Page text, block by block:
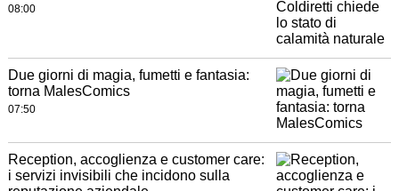
08:00
Due giorni di magia, fumetti e fantasia:
torna MalesComics
07:50
Reception, accoglienza e customer care:
i servizi invisibili che incidono sulla